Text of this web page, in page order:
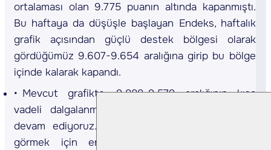
ortalaması olan 9.775 puanın altında kapanmıştı.
Bu haftaya da düşüşle başlayan Endeks, haftalık
grafik açısından güçlü destek bölgesi olarak
gördüğümüz 9.607-9.654 aralığına girip bu bölge
içinde kalarak kapandı.
Mevcut grafikte, 9.888-9.579 aralığının kısa
vadeli dalgalanma bölgesi olmasını beklemeye
devam ediyoruz. Piyasada bir güçlenme işareti
görmek için en azından 9.726 seviyesinde